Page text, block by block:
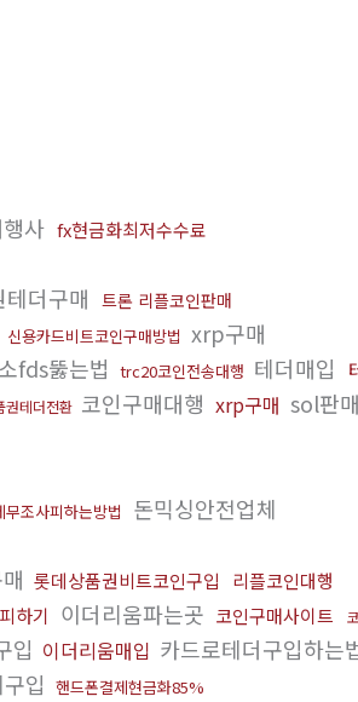
사 fx현금화최저수수료
더구매 트론 리플코인판매
신용카드비트코인구매방법 xrp구매
fds뚫는법 trc20코인전송대행 테더매입
권테더전환 코인구매대행 xrp구매 sol판
무조사피하는방법 돈믹싱안전업체
롯데상품권비트코인구입
리플코인대행
하기 이더리움파는곳 코인구매사이트
입 이더리움매입 카드로테더구입하는
입 핸드폰결제현금화85%